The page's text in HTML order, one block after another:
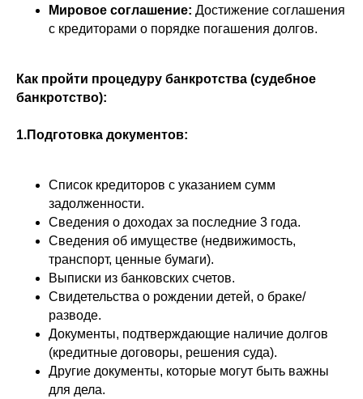
Мировое соглашение: Достижение соглашения
с кредиторами о порядке погашения долгов.
Как пройти процедуру банкротства (судебное
банкротство):
1.Подготовка документов:
Список кредиторов с указанием сумм
задолженности.
Сведения о доходах за последние 3 года.
Сведения об имуществе (недвижимость,
транспорт, ценные бумаги).
Выписки из банковских счетов.
Свидетельства о рождении детей, о браке/
разводе.
Документы, подтверждающие наличие долгов
(кредитные договоры, решения суда).
Другие документы, которые могут быть важны
для дела.